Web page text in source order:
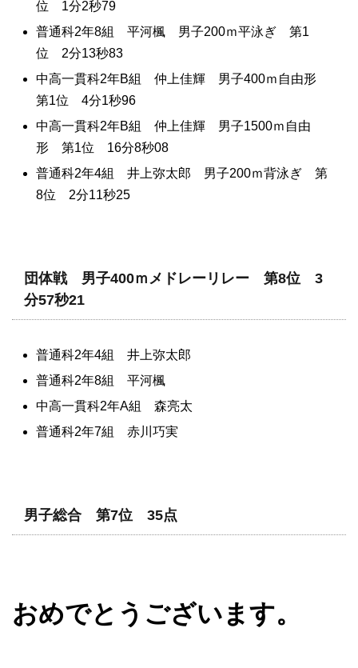
位 1分2秒79
普通科2年8組 平河楓 男子200ｍ平泳ぎ 第1
位 2分13秒83
中高一貫科2年B組 仲上佳輝 男子400ｍ自由形
第1位 4分1秒96
中高一貫科2年B組 仲上佳輝 男子1500ｍ自由
形 第1位 16分8秒08
普通科2年4組 井上弥太郎 男子200ｍ背泳ぎ 第
8位 2分11秒25
団体戦 男子400ｍメドレーリレー 第8位 3
分57秒21
普通科2年4組 井上弥太郎
普通科2年8組 平河楓
中高一貫科2年A組 森亮太
普通科2年7組 赤川巧実
男子総合 第7位 35点
おめでとうございます。